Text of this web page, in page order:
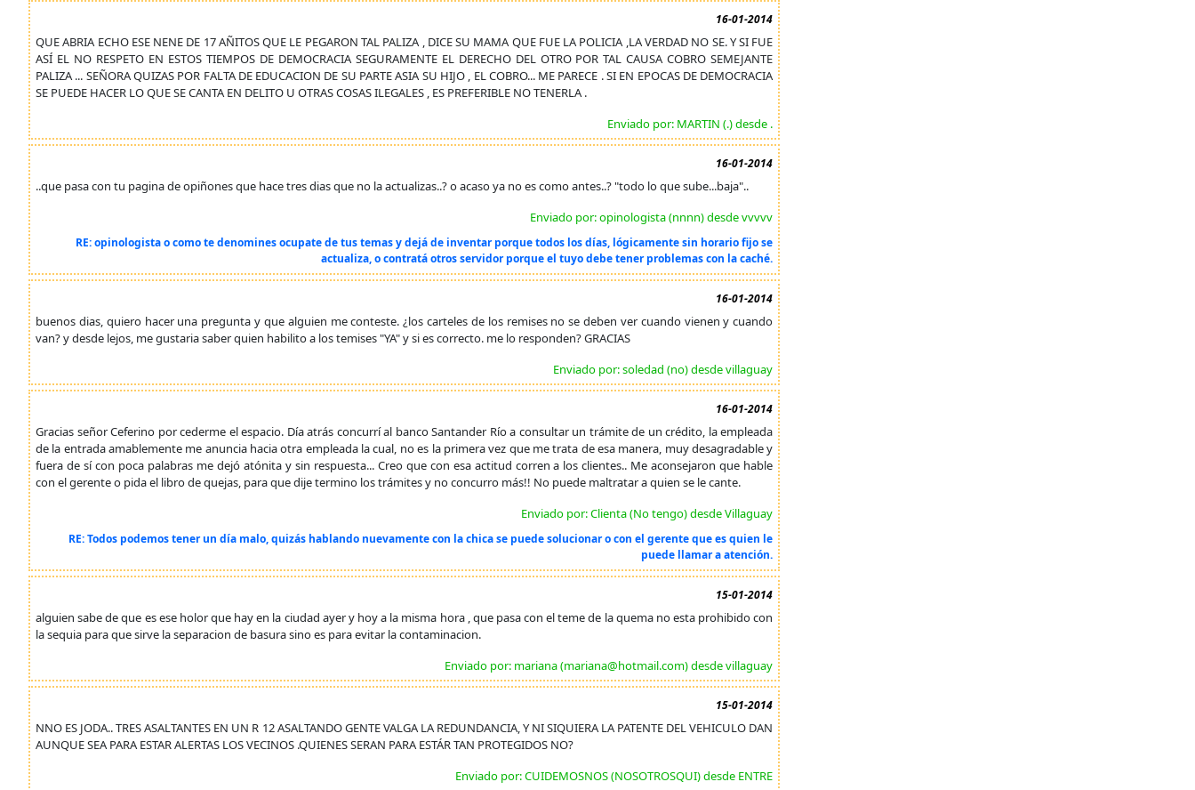
16-01-2014
QUE ABRIA ECHO ESE NENE DE 17 AÑITOS QUE LE PEGARON TAL PALIZA , DICE SU MAMA QUE FUE LA POLICIA ,LA VERDAD NO SE. Y SI FUE
ASÍ EL NO RESPETO EN ESTOS TIEMPOS DE DEMOCRACIA SEGURAMENTE EL DERECHO DEL OTRO POR TAL CAUSA COBRO SEMEJANTE
PALIZA ... SEÑORA QUIZAS POR FALTA DE EDUCACION DE SU PARTE ASIA SU HIJO , EL COBRO... ME PARECE . SI EN EPOCAS DE DEMOCRACIA
SE PUEDE HACER LO QUE SE CANTA EN DELITO U OTRAS COSAS ILEGALES , ES PREFERIBLE NO TENERLA .
Enviado por: MARTIN (.) desde .
16-01-2014
..que pasa con tu pagina de opiñones que hace tres dias que no la actualizas..? o acaso ya no es como antes..? "todo lo que sube...baja"..
Enviado por: opinologista (nnnn) desde vvvvv
RE: opinologista o como te denomines ocupate de tus temas y dejá de inventar porque todos los días, lógicamente sin horario fijo se
actualiza, o contratá otros servidor porque el tuyo debe tener problemas con la caché.
16-01-2014
buenos dias, quiero hacer una pregunta y que alguien me conteste. ¿los carteles de los remises no se deben ver cuando vienen y cuando
van? y desde lejos, me gustaria saber quien habilito a los temises "YA" y si es correcto. me lo responden? GRACIAS
Enviado por: soledad (no) desde villaguay
16-01-2014
Gracias señor Ceferino por cederme el espacio. Día atrás concurrí al banco Santander Río a consultar un trámite de un crédito, la empleada
de la entrada amablemente me anuncia hacia otra empleada la cual, no es la primera vez que me trata de esa manera, muy desagradable y
fuera de sí con poca palabras me dejó atónita y sin respuesta... Creo que con esa actitud corren a los clientes.. Me aconsejaron que hable
con el gerente o pida el libro de quejas, para que dije termino los trámites y no concurro más!! No puede maltratar a quien se le cante.
Enviado por: Clienta (No tengo) desde Villaguay
RE: Todos podemos tener un día malo, quizás hablando nuevamente con la chica se puede solucionar o con el gerente que es quien le
puede llamar a atención.
15-01-2014
alguien sabe de que es ese holor que hay en la ciudad ayer y hoy a la misma hora , que pasa con el teme de la quema no esta prohibido con
la sequia para que sirve la separacion de basura sino es para evitar la contaminacion.
Enviado por: mariana (mariana@hotmail.com) desde villaguay
15-01-2014
NNO ES JODA.. TRES ASALTANTES EN UN R 12 ASALTANDO GENTE VALGA LA REDUNDANCIA, Y NI SIQUIERA LA PATENTE DEL VEHICULO DAN
AUNQUE SEA PARA ESTAR ALERTAS LOS VECINOS .QUIENES SERAN PARA ESTÁR TAN PROTEGIDOS NO?
Enviado por: CUIDEMOSNOS (NOSOTROSQUI) desde ENTRE